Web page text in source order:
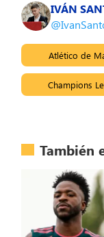
IVÁN
Atlético de
Champions
También